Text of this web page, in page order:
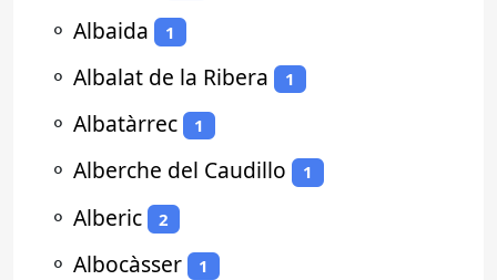
⚬ Albaida 1
⚬ Albalat de la Ribera 1
⚬ Albatàrrec 1
⚬ Alberche del Caudillo 1
⚬ Alberic 2
⚬ Albocàsser 1